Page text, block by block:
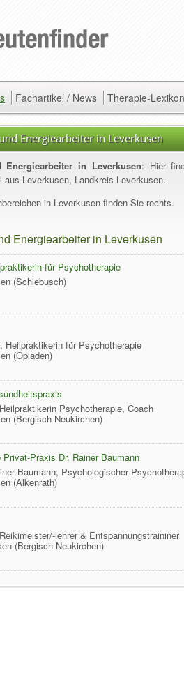
Fachartikel / News Therapie-Lexikon
Energiearbeiter in Leverkusen
in Leverkusen: Hier
aus Leverkusen, Landkreis Leverkusen.
in Leverkusen finden Sie rechts.
Energiearbeiter in Leverkusen
für Psychotherapie
(Schlebusch)
Heilpraktikerin für Psychotherapie
(Opladen)
Psychotherapie, Coach
(Bergisch Neukirchen)
Praxis Dr. Rainer Baumann
Baumann, Psychologischer
(Alkenrath)
lehrer & Entspannungstraininer
(Bergisch Neukirchen)